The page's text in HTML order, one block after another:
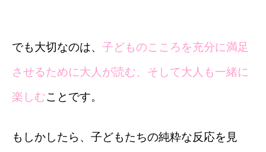
でも大切なのは、 子どものこころを充分に満足
させるために大人が読む、そして大人も一緒に
楽しむことです。
もしかしたら、子どもたちの純粋な反応を見